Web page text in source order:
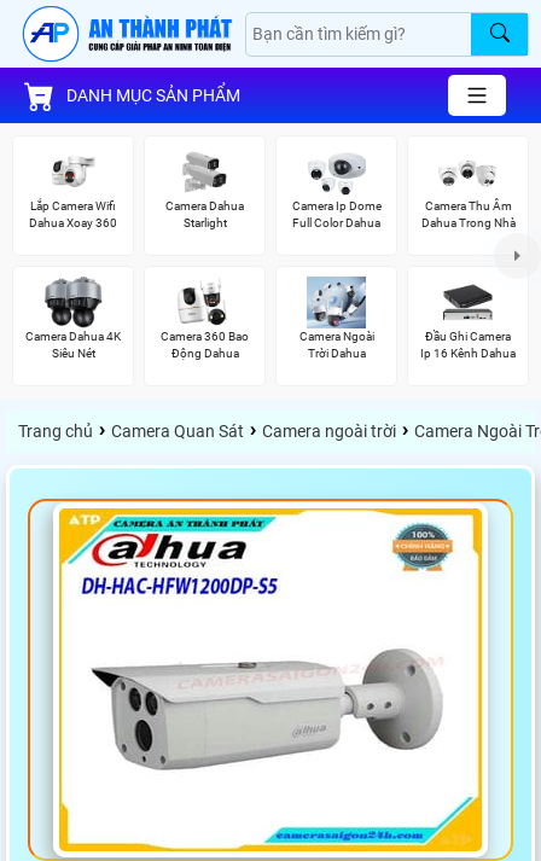
DANH MỤC SẢN PHẨM
Lắp Camera Wifi
Dahua Xoay 360
Camera Dahua
Starlight
Camera Ip Dome
Full Color Dahua
Camera Thu Âm
Dahua Trong Nhà
Camera Dahua 4K
Siêu Nét
Camera 360 Bao
Động Dahua
Camera Ngoài
Trời Dahua
Đầu Ghi Camera
Ip 16 Kênh Dahua
Trang chủ › Camera Quan Sát › Camera ngoài trời › Camera Ngoài